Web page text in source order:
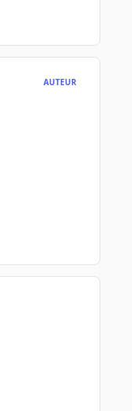
AUTEUR